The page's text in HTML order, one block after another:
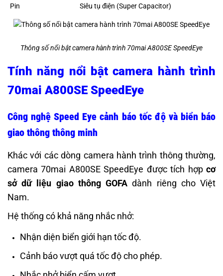
Pin
Siêu tụ điện (Super Capacitor)
Thông số nổi bật camera hành trình 70mai A800SE SpeedEye
Tính năng nổi bật camera hành trình
70mai A800SE SpeedEye
Công nghệ Speed Eye cảnh báo tốc độ và biển báo
giao thông thông minh
Khác với các dòng camera hành trình thông thường,
camera 70mai A800SE SpeedEye được tích hợp cơ
sở dữ liệu giao thông GOFA dành riêng cho Việt
Nam.
Hệ thống có khả năng nhắc nhở:
Nhận diện biển giới hạn tốc độ.
Cảnh báo vượt quá tốc độ cho phép.